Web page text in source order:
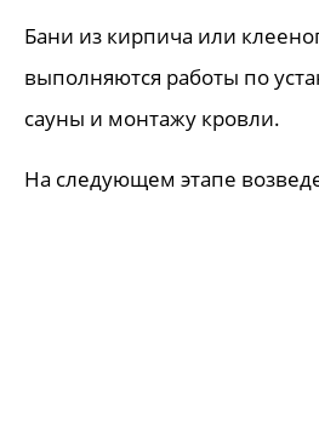
Бани из кирпича или
выполняются работы по
сауны и монтажу кровли.
На следующем этапе